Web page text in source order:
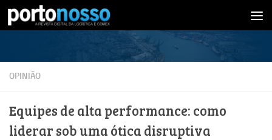
Skip to content
OPINIÃO
Equipes de alta performance: como
liderar sob uma ótica disruptiva